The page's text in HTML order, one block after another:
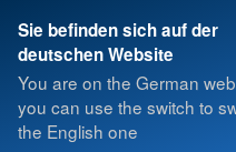
Sie befinden sich auf der
deutschen Website
You are on the German
you can use the switch to
the English one